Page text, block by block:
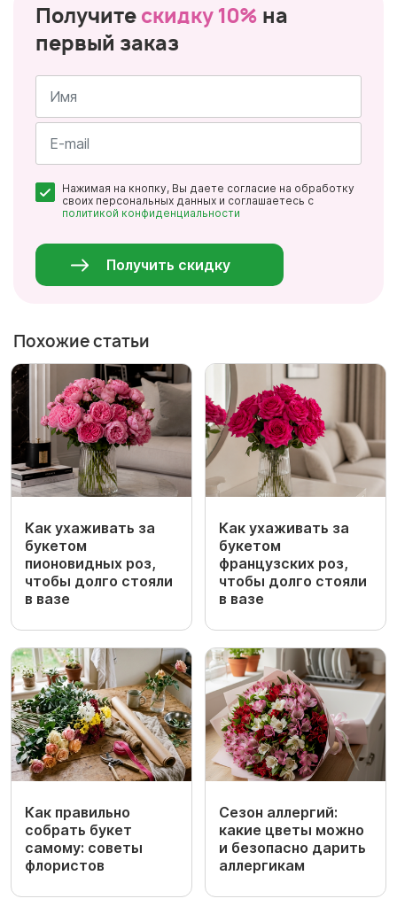
Получите скидку 10% на
первый заказ
Имя
*
Нажимая на кнопку, Вы даете согласие на обработку
своих персональных данных и соглашаетесь с
политикой конфиденциальности
Получить скидку
Похожие статьи
Как ухаживать за
букетом
пионовидных роз,
чтобы долго стояли
в вазе
Как ухаживать за
букетом
французских роз,
чтобы долго стояли
в вазе
Как правильно
собрать букет
самому: советы
флористов
Сезон аллергий:
какие цветы можно
и безопасно дарить
аллергикам